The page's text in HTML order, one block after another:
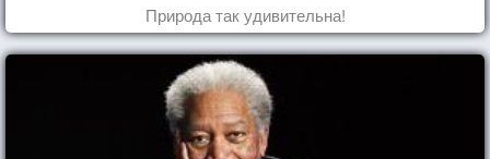
Природа так удивительна!